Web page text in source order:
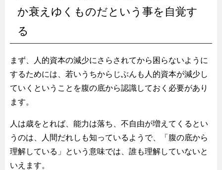
か衰えゆくものだという事を自覚す
る
まず、人的資本の減少にさらされてから困らないように
するためには、若いうちからじぶんも人的資本が減少し
ていくということを腹の底から認識しておく必要があり
ます。
人は歳をとれば、能力は落ち、不自由が増えてくるとい
うのは、人間だれしも知っているようで、「腹の底から
理解している」という意味では、誰も理解していないと
いえます。